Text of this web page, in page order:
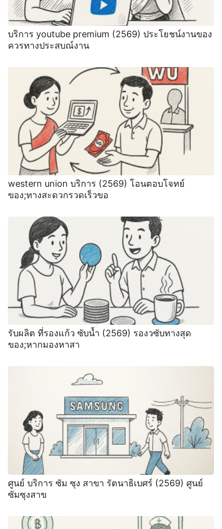
บริการ youtube premium (2569) ประโยชน์งานของ
ควรทางประสบณ์งาน
western union บริการ (2569) โอนตอบโจทย์
ของ;ทางสะดวกรวดเร็วขอ
รับผลิต ที่รองแก้ว ซับน้ำ (2569) รองวซับทางสุด
ของ;หากมองหาสา
ศูนย์ บริการ ซัม ซุง สาขา รัตนาธิเบศร์ (2569) ศูนย์
ซัมซุงสาข